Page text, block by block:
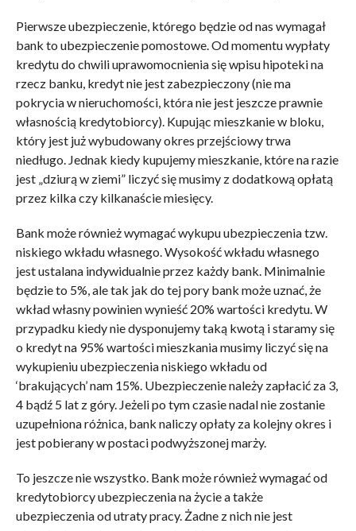
Pierwsze ubezpieczenie, którego będzie od nas wymagał
bank to ubezpieczenie pomostowe. Od momentu wypłaty
kredytu do chwili uprawomocnienia się wpisu hipoteki na
rzecz banku, kredyt nie jest zabezpieczony (nie ma
pokrycia w nieruchomości, która nie jest jeszcze prawnie
własnością kredytobiorcy). Kupując mieszkanie w bloku,
który jest już wybudowany okres przejściowy trwa
niedługo. Jednak kiedy kupujemy mieszkanie, które na razie
jest „dziurą w ziemi” liczyć się musimy z dodatkową opłatą
przez kilka czy kilkanaście miesięcy.
Bank może również wymagać wykupu ubezpieczenia tzw.
niskiego wkładu własnego. Wysokość wkładu własnego
jest ustalana indywidualnie przez każdy bank. Minimalnie
będzie to 5%, ale tak jak do tej pory bank może uznać, że
wkład własny powinien wynieść 20% wartości kredytu. W
przypadku kiedy nie dysponujemy taką kwotą i staramy się
o kredyt na 95% wartości mieszkania musimy liczyć się na
wykupieniu ubezpieczenia niskiego wkładu od
‘brakujących’ nam 15%. Ubezpieczenie należy zapłacić za 3,
4 bądź 5 lat z góry. Jeżeli po tym czasie nadal nie zostanie
uzupełniona różnica, bank naliczy opłaty za kolejny okres i
jest pobierany w postaci podwyższonej marży.
To jeszcze nie wszystko. Bank może również wymagać od
kredytobiorcy ubezpieczenia na życie a także
ubezpieczenia od utraty pracy. Żadne z nich nie jest